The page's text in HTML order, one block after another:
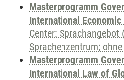
Masterprogramm
International Economic
Center: Sprachangebot
Sprachenzentrum; ohne
Masterprogramm
International Law of